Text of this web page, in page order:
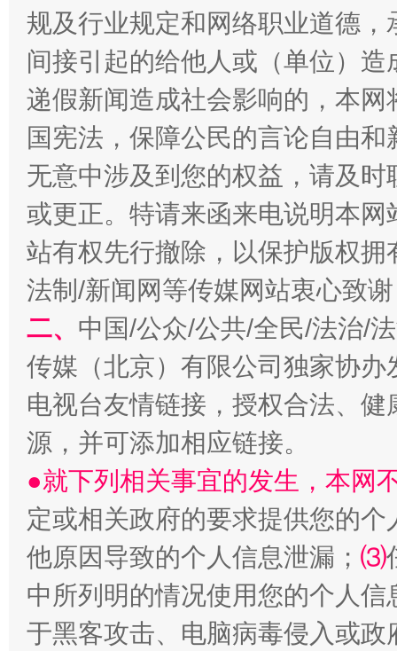
全民健身五年计划来了！等你上场
阿坝州三大球赛在茂县开幕 规模
国家大学科技园优化重塑工作
规及行业规定和网络职业道德
间接引起的给他人或（单位）
递假新闻造成社会影响的，本
国宪法，保障公民的言论自由
无意中涉及到您的权益，请及
或更正。特请来函来电说明本
站有权先行撤除，以保护版权
法制/新闻网等传媒网站衷心致
二、 中国/公众/公共/全民/法治/
传媒（北京）有限公司独家协
电视台友情链接，授权合法、
源，并可添加相应链接。
●就下列相关事宜的发生，本网
定或相关政府的要求提供您的个
他原因导致的个人信息泄漏； ⑶
中所列明的情况使用您的个人
于黑客攻击、电脑病毒侵入或